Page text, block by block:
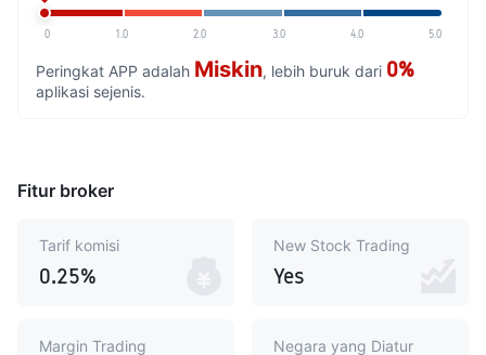
0 1.0 2.0 3.0 4.0 5.0
Peringkat APP adalah Miskin, lebih buruk dari 0%
aplikasi sejenis.
Fitur broker
Tarif komisi
0.25%
New Stock Trading
Yes
Margin Trading Negara yang Diatur